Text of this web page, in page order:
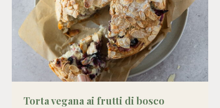
Torta vegana ai frutti di bosco